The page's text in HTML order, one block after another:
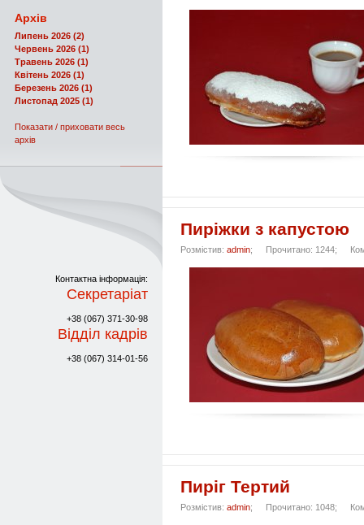
Пиріжки з капустою
Розмістив: admin; Прочитано: 1244;
Пиріг Тертий
Розмістив: admin; Прочитано: 1048;
Архів
Липень 2026 (2)
Червень 2026 (1)
Травень 2026 (1)
Квітень 2026 (1)
Березень 2026 (1)
Листопад 2025 (1)
Показати / приховати весь
архів
Контактна інформація:
Секретаріат
+38 (067) 371-30-98
Відділ кадрів
+38 (067) 314-01-56